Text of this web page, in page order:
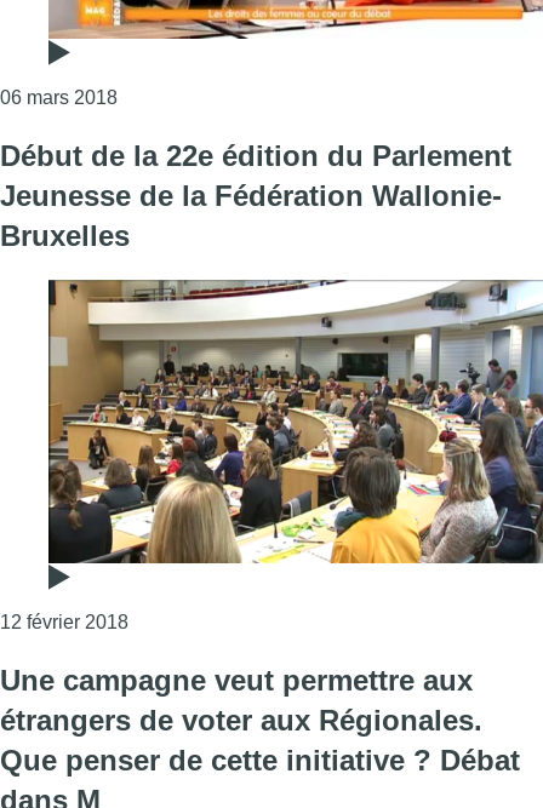
06 mars 2018Consulter l'article "Y aura-t-il un avant et un
Début de la 22e édition du Parlement
Jeunesse de la Fédération Wallonie-
Bruxelles
12 février 2018Consulter l'article "Début de la 22e édition du
Une campagne veut permettre aux
étrangers de voter aux Régionales.
Que penser de cette initiative ? Débat
dans M